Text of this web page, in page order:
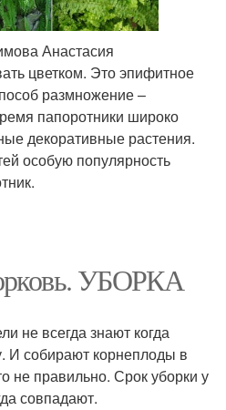
Анастасия
цветком. Это эпифитное
размножение –
папоротники широко
декоративные растения.
особую популярность
УБОРКА
не всегда знают когда
И собирают корнеплоды в
не правильно. Срок уборки у
совпадают.